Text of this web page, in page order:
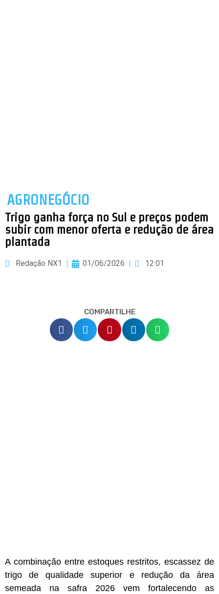
AGRONEGÓCIO
Trigo ganha força no Sul e preços podem
subir com menor oferta e redução de área
plantada
Redação NX1 01/06/2026 12:01
COMPARTILHE
A combinação entre estoques restritos, escassez de
trigo de qualidade superior e redução da área
semeada na safra 2026 vem fortalecendo as